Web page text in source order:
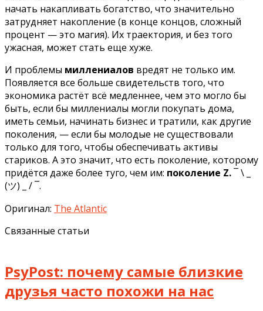
начать накапливать богатство, что значительно
затрудняет накопление (в конце концов, сложный
процент — это магия). Их траектория, и без того
ужасная, может стать еще хуже.
И проблемы миллениалов вредят не только им.
Появляется все больше свидетельств того, что
экономика растёт всё медленнее, чем это могло бы
быть, если бы миллениалы могли покупать дома,
иметь семьи, начинать бизнес и тратили, как другие
поколения, — если бы молодые не существовали
только для того, чтобы обеспечивать активы
стариков. А это значит, что есть поколение, которому
придётся даже более туго, чем им: поколение Z.¯ \ _
(ツ) _ / ¯.
Оригинал: The Atlantic
Связанные статьи
PsyPost: почему самые близкие
друзья часто похожи на нас